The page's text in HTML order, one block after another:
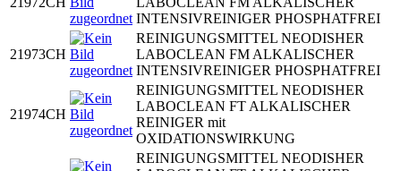
INTENSIVREINIGER PHOSPHATFREI
21973CH
REINIGUNGSMITTEL NEODISHER
LABOCLEAN FM ALKALISCHER
INTENSIVREINIGER PHOSPHATFREI
21974CH
REINIGUNGSMITTEL NEODISHER
LABOCLEAN FT ALKALISCHER
REINIGER mit
OXIDATIONSWIRKUNG
REINIGUNGSMITTEL NEODISHER